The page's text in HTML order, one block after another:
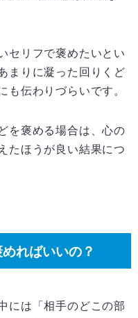
セリフで褒めたいとい
まりに凝った回りくど
も伝わりづらいです。
を褒める場合は、心の
たほうが良い結果につ
ればいいの？
には「相手のどこの部